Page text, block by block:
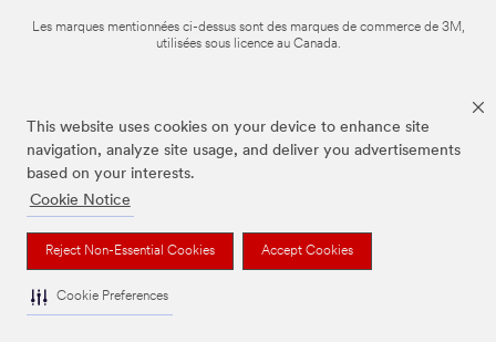
This website uses cookies on your device to enhance site
navigation, analyze site usage, and deliver you advertisements
based on your interests.
Cookie Notice
Reject Non-Essential Cookies Accept Cookies
Cookie Preferences
Les marques mentionnées ci-dessus sont des marques de commerce de 3M,
utilisées sous licence au Canada.